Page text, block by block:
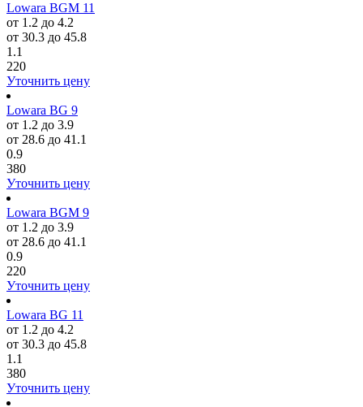
Lowara BGM 11
от 1.2 до 4.2
от 30.3 до 45.8
1.1
220
Уточнить цену
Lowara BG 9
от 1.2 до 3.9
от 28.6 до 41.1
0.9
380
Уточнить цену
Lowara BGM 9
от 1.2 до 3.9
от 28.6 до 41.1
0.9
220
Уточнить цену
Lowara BG 11
от 1.2 до 4.2
от 30.3 до 45.8
1.1
380
Уточнить цену